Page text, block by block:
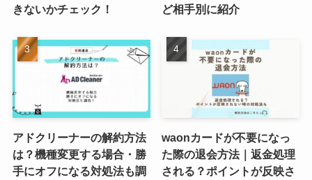
きないかチェック！
ど相手別に紹介
アドクリーナーの解約方法
は？機種変更する場合・勝
手にオフになる対処法も調
waonカードが不要になっ
た際の退会方法｜返金処理
される？ポイントが反映さ